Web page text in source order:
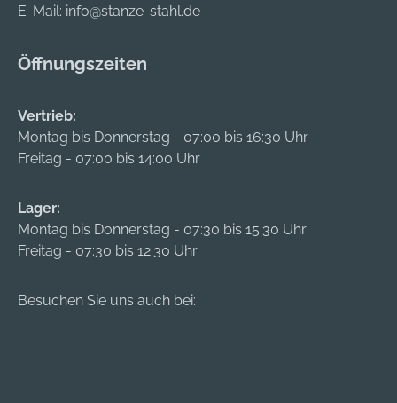
E-Mail: info@stanze-stahl.de
Öffnungszeiten
Vertrieb:
Montag bis Donnerstag - 07:00 bis 16:30 Uhr
Freitag - 07:00 bis 14:00 Uhr
Lager:
Montag bis Donnerstag - 07:30 bis 15:30 Uhr
Freitag - 07:30 bis 12:30 Uhr
Besuchen Sie uns auch bei: